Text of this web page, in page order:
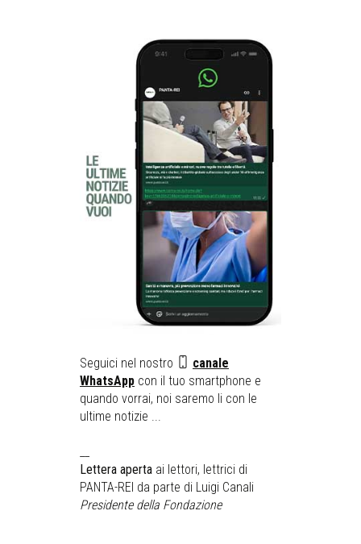
Seguici nel nostro
canale
WhatsApp con il tuo smartphone e
quando vorrai, noi saremo li con le
ultime notizie ...
Lettera aperta ai lettori, lettrici di
PANTA-REI da parte di Luigi Canali
Presidente della Fondazione